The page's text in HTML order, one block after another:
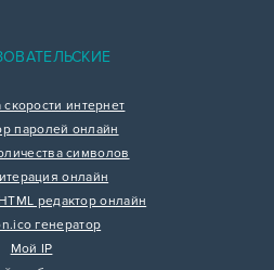
интернет
паролей онлайн
символов
онлайн
редактор онлайн
генератор
Мой IP